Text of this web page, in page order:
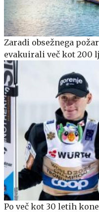
Zaradi obsežnega
evakuirali več kot 200
Po več kot 30 letih